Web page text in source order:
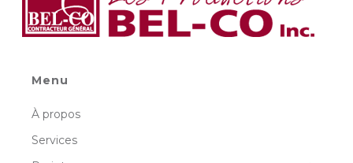
Menu
À propos
Services